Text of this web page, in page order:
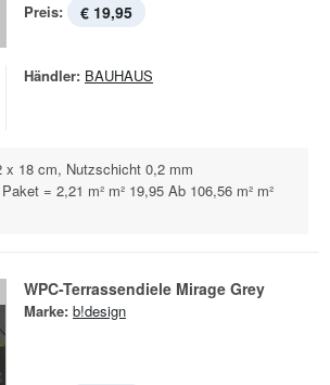
Preis: € 19,95
Händler: BAUHAUS
x 18 cm, Nutzschicht 0,2 mm
= 2,21 m² m² 19,95 Ab 106,56 m² m²
WPC-Terrassendiele Mirage Grey
Marke: b!design